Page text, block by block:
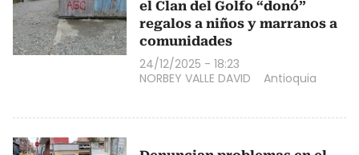
el Clan del Golfo “donó”
regalos a niños y marranos a
comunidades
24/12/2025 - 18:23
NORBEY VALLE DAVID
Antioquia